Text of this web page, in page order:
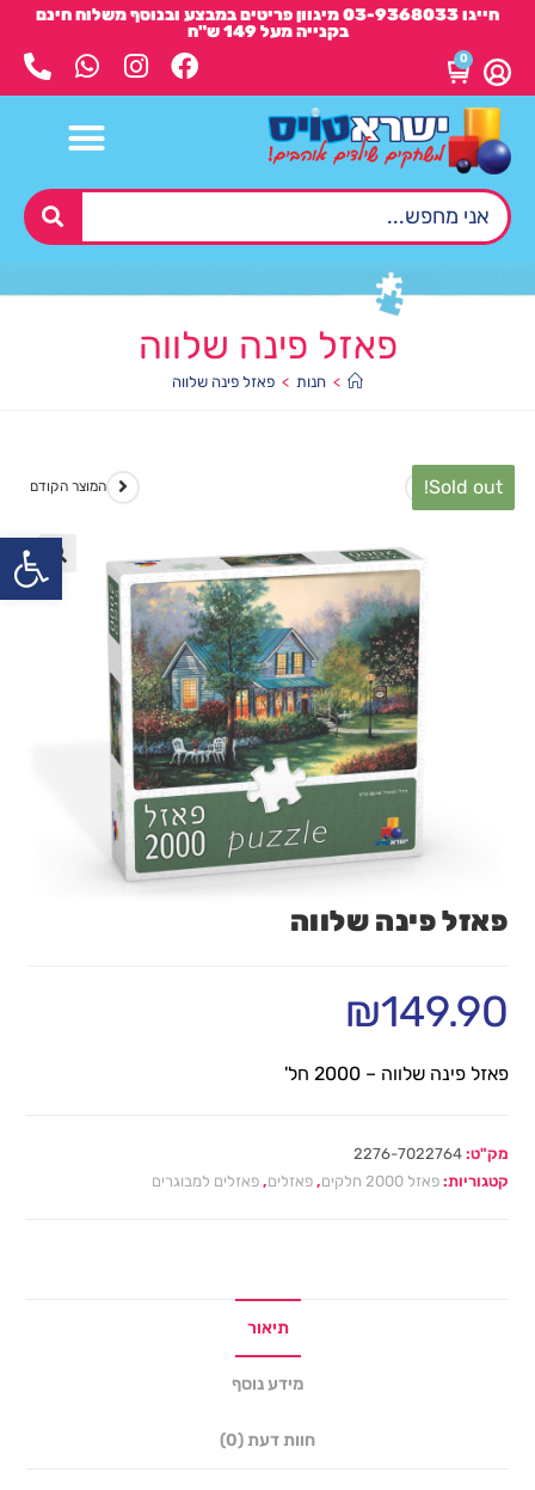
חייגו 03-9368033 מיגוון פריטים במבצע ובנוסף משלוח חינם
בקנייה מעל 149 ש"ח
0
פאזל פינה שלווה
> חנות > פאזל פינה שלווה
המוצר הקודם המוצר הבא
Sold out!
פאזל פינה שלווה
₪149.90
פאזל פינה שלווה – 2000 חל'
מק"ט:2276-7022764
קטגוריות:פאזל 2000 חלקים ,פאזלים,פאזלים למבוגרים
תיאור
מידע נוסף
חוות דעת (0)